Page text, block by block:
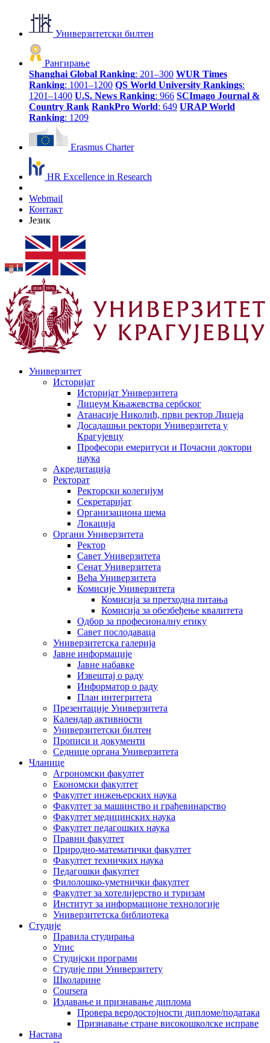
Универзитетски билтен
Рангирање
Shanghai Global Ranking: 201–300 WUR Times
Ranking: 1001–1200 QS World University Rankings:
1201–1400 U.S. News Ranking: 966 SCImago Journal &
Country Rank RankPro World: 649 URAP World
Ranking: 1209
Erasmus Charter
HR Excellence in Research
Webmail
Контакт
Језик
Универзитет
Историјат
Историјат Универзитета
Лицеум Књажевства сербског
Атанасије Николић, први ректор Лицеја
Досадашњи ректори Универзитета у
Крагујевцу
Професори емеритуси и Почасни доктори
наука
Акредитација
Ректорат
Ректорски колегијум
Секретаријат
Организациона шема
Локација
Органи Универзитета
Ректор
Савет Универзитета
Сенат Универзитета
Већа Универзитета
Комисије Универзитета
Комисија за претходна питања
Комисија за обезбеђење квалитета
Одбор за професионалну етику
Савет послодаваца
Универзитетска галерија
Јавне информације
Јавне набавке
Извештај о раду
Информатор о раду
План интегритета
Презентације Универзитета
Календар активности
Универзитетски билтен
Прописи и документи
Седнице органа Универзитета
Чланице
Агрономски факултет
Економски факултет
Факултет инжењерских наука
Факултет за машинство и грађевинарство
Факултет медицинских наука
Факултет педагошких наука
Правни факултет
Природно-математички факултет
Факултет техничких наука
Педагошки факултет
Филолошко-уметнички факултет
Факултет за хотелијерство и туризам
Институт за информационе технологије
Универзитетска библиотека
Студије
Правила студирања
Упис
Студијски програми
Студије при Универзитету
Школарине
Coursera
Издавање и признавање диплома
Провера веродостојности дипломе/података
Признавање стране високошколске исправе
Настава